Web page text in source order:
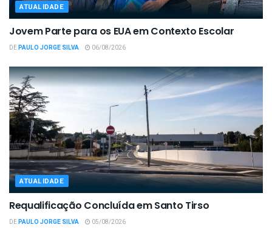
ATUALIDADE
Jovem Parte para os EUA em Contexto Escolar
DEPAULO JORGE SILVA 06/08/2026
ATUALIDADE
Requalificação Concluída em Santo Tirso
DEPAULO JORGE SILVA 05/08/2026